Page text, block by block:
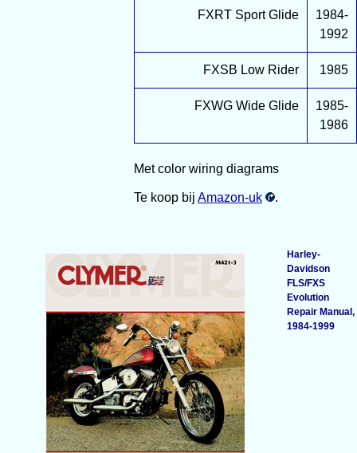
FXRT Sport Glide
1984-
1992
FXSB Low Rider 1985
FXWG Wide Glide
1985-
1986
Met color wiring diagrams
Te koop bij Amazon-uk .
Harley-
Davidson
FLS/FXS
Evolution
Repair Manual,
1984-1999